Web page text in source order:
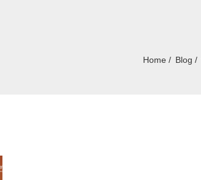
Home Blog